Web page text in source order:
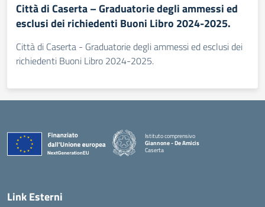
Città di Caserta – Graduatorie degli ammessi ed
esclusi dei richiedenti Buoni Libro 2024-2025.
Città di Caserta - Graduatorie degli ammessi ed esclusi dei
richiedenti Buoni Libro 2024-2025.
Istituto comprensivo
Giannone - De Amicis
Caserta
Link Esterni